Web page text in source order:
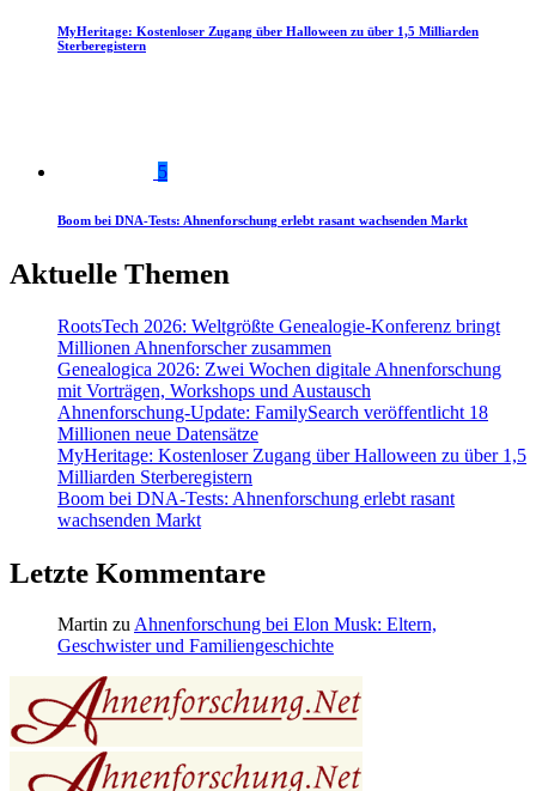
MyHeritage: Kostenloser Zugang über Halloween zu über 1,5 Milliarden
Sterberegistern
5
Boom bei DNA-Tests: Ahnenforschung erlebt rasant wachsenden Markt
Aktuelle Themen
RootsTech 2026: Weltgrößte Genealogie-Konferenz bringt
Millionen Ahnenforscher zusammen
Genealogica 2026: Zwei Wochen digitale Ahnenforschung
mit Vorträgen, Workshops und Austausch
Ahnenforschung-Update: FamilySearch veröffentlicht 18
Millionen neue Datensätze
MyHeritage: Kostenloser Zugang über Halloween zu über 1,5
Milliarden Sterberegistern
Boom bei DNA-Tests: Ahnenforschung erlebt rasant
wachsenden Markt
Letzte Kommentare
Martin zu Ahnenforschung bei Elon Musk: Eltern,
Geschwister und Familiengeschichte